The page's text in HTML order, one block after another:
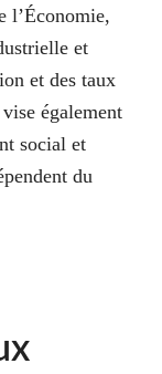
l’Économie,
et
et des taux
également
social et
du